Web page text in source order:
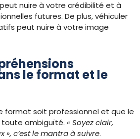
nuire à votre crédibilité et à
futures. De plus, véhiculer
peut nuire à votre image
le format et le
format soit professionnel et que le
ambiguïté. « Soyez clair,
», c’est le mantra à suivre.